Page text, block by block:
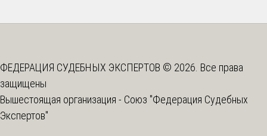
ФЕДЕРАЦИЯ СУДЕБНЫХ ЭКСПЕРТОВ © 2026. Все права
защищены
Вышестоящая организация - Союз "Федерация Судебных
Экспертов"